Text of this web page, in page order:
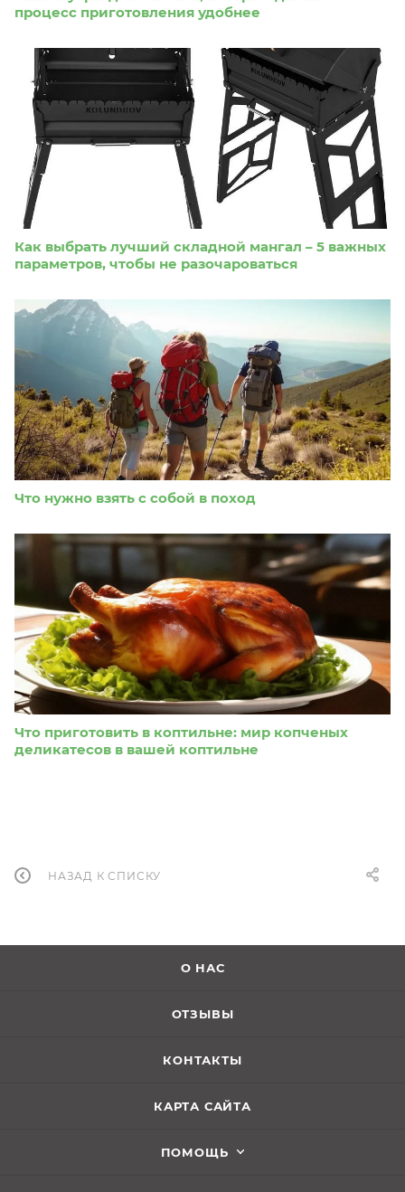
процесс приготовления удобнее
Как выбрать лучший складной мангал – 5 важных
параметров, чтобы не разочароваться
Что нужно взять с собой в поход
Что приготовить в коптильне: мир копченых
деликатесов в вашей коптильне
НАЗАД К СПИСКУ
О НАС
ОТЗЫВЫ
КОНТАКТЫ
КАРТА САЙТА
ПОМОЩЬ